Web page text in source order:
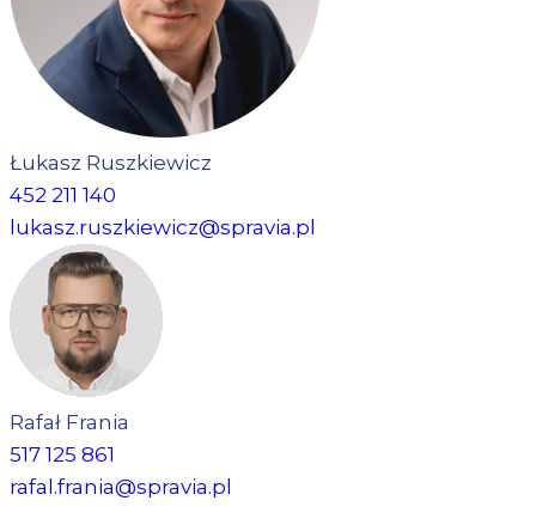
Łukasz Ruszkiewicz
452 211 140
lukasz.ruszkiewicz@spravia.pl
Rafał Frania
517 125 861
rafal.frania@spravia.pl